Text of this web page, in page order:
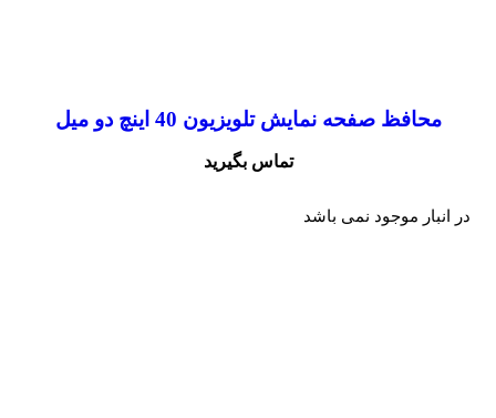
محافظ صفحه نمایش تلویزیون 40 اینچ دو میل
تماس بگیرید
در انبار موجود نمی باشد